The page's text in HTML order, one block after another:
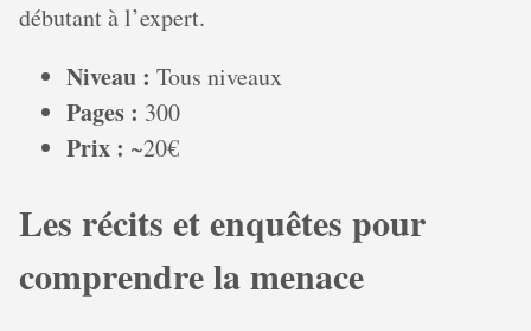
débutant à l’expert.
Niveau : Tous niveaux
Pages : 300
Prix : ~20€
Les récits et enquêtes pour
comprendre la menace